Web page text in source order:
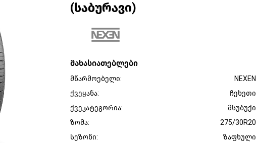
(საბურავი)
მახასიათებლები
მწარმოებელი:
NEXEN
ქვეყანა:
ჩეხეთი
ქვეკატეგორია:
მსუბუქი
ზომა:
275/30R20
სეზონი:
ზაფხული